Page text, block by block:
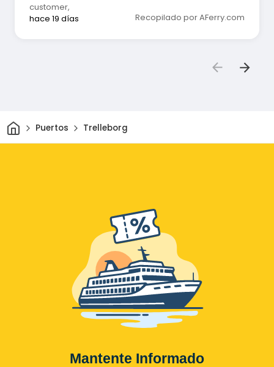
customer,
hace 19 días
Recopilado por AFerry.com
InicioPuertos Trelleborg
Mantente Informado